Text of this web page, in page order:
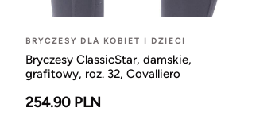
BRYCZESY DLA KOBIET I DZIECI
Bryczesy ClassicStar, damskie,
grafitowy, roz. 32, Covalliero
254.90 PLN